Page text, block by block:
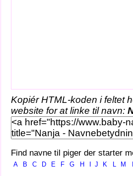
Kopiér HTML-koden i feltet
website for at linke til navn:
Find navne til piger der starter
A B C D E F G H J K L M